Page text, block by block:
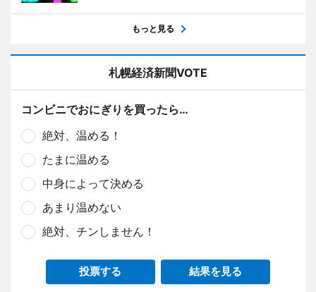
もっと見る
札幌経済新聞VOTE
コンビニでおにぎりを買ったら…
絶対、温める！
たまに温める
中身によって決める
あまり温めない
絶対、チンしません！
投票する 結果を見る